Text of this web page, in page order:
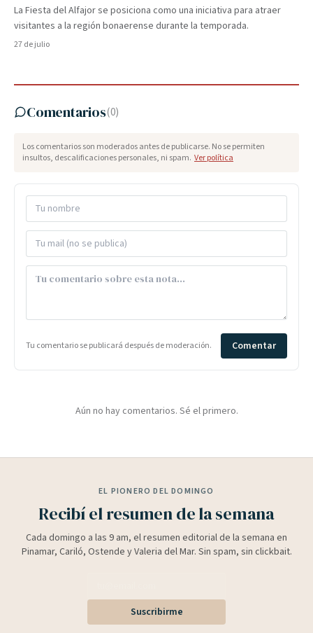
La Fiesta del Alfajor se posiciona como una iniciativa para atraer
visitantes a la región bonaerense durante la temporada.
27 de julio
Comentarios(0)
Los comentarios son moderados antes de publicarse. No se permiten
insultos, descalificaciones personales, ni spam. Ver política
Tu comentario se publicará después de moderación. Comentar
Aún no hay comentarios. Sé el primero.
EL PIONERO DEL DOMINGO
Recibí el resumen de la semana
Cada domingo a las 9 am, el resumen editorial de la semana en
Pinamar, Cariló, Ostende y Valeria del Mar. Sin spam, sin clickbait.
Suscribirme